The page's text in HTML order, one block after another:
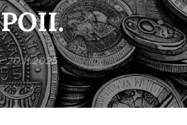
POII.
20.11.2025